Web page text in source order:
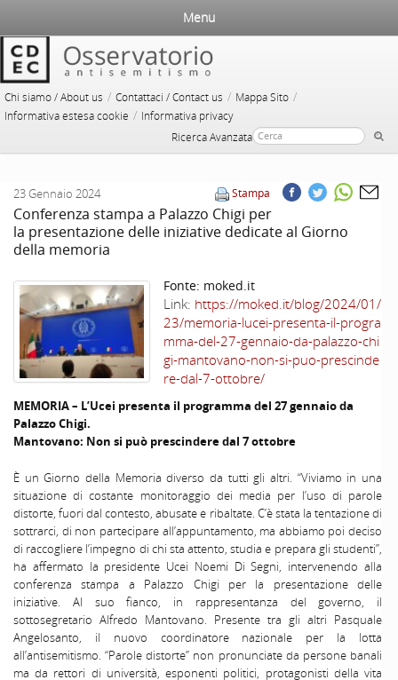
Chi siamo / About us / Contattaci / Contact us / Mappa Sito /
Informativa estesa cookie / Informativa privacy
Ricerca Avanzata
Menu
Stampa
23 Gennaio 2024
Conferenza stampa a Palazzo Chigi per
la presentazione delle iniziative dedicate al Giorno
della memoria
Fonte: moked.it
Link: https://moked.it/blog/2024/01/
23/memoria-lucei-presenta-il-progra
mma-del-27-gennaio-da-palazzo-chi
gi-mantovano-non-si-puo-prescinde
re-dal-7-ottobre/
MEMORIA – L’Ucei presenta il programma del 27 gennaio da
Palazzo Chigi.
Mantovano: Non si può prescindere dal 7 ottobre
È un Giorno della Memoria diverso da tutti gli altri. “Viviamo in una
situazione di costante monitoraggio dei media per l’uso di parole
distorte, fuori dal contesto, abusate e ribaltate. C’è stata la tentazione di
sottrarci, di non partecipare all’appuntamento, ma abbiamo poi deciso
di raccogliere l’impegno di chi sta attento, studia e prepara gli studenti”,
ha affermato la presidente Ucei Noemi Di Segni, intervenendo alla
conferenza stampa a Palazzo Chigi per la presentazione delle
iniziative. Al suo fianco, in rappresentanza del governo, il
sottosegretario Alfredo Mantovano. Presente tra gli altri Pasquale
Angelosanto, il nuovo coordinatore nazionale per la lotta
all’antisemitismo. “Parole distorte” non pronunciate da persone banali
ma da rettori di università, esponenti politici, protagonisti della vita